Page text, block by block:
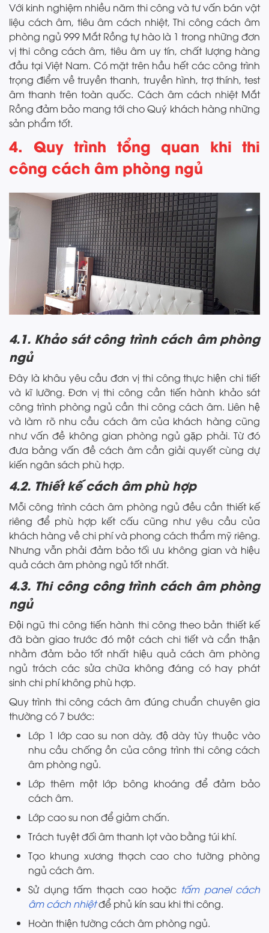
Với kinh nghiệm nhiều năm thi công và tư vấn bán vật
liệu cách âm, tiêu âm cách nhiệt, Thi công cách âm
phòng ngủ 999 Mắt Rồng tự hào là 1 trong những đơn
vị thi công cách âm, tiêu âm uy tín, chất lượng hàng
đầu tại Việt Nam. Có mặt trên hầu hết các công trình
trọng điểm về truyền thanh, truyền hình, trợ thính, test
âm thanh trên toàn quốc. Cách âm cách nhiệt Mắt
Rồng đảm bảo mang tới cho Quý khách hàng những
sản phẩm tốt.
4. Quy trình tổng quan khi thi
công cách âm phòng ngủ
4.1. Khảo sát công trình cách âm phòng
ngủ
Đây là khâu yêu cầu đơn vị thi công thực hiện chi tiết
và kĩ lưỡng. Đơn vị thi công cần tiến hành khảo sát
công trình phòng ngủ cần thi công cách âm. Liên hệ
và làm rõ nhu cầu cách âm của khách hàng cũng
như vấn đề không gian phòng ngủ gặp phải. Từ đó
đưa bảng vấn đề cách âm cần giải quyết cùng dự
kiến ngân sách phù hợp.
4.2. Thiết kế cách âm phù hợp
Mỗi công trình cách âm phòng ngủ đều cần thiết kế
riêng để phù hợp kết cấu cũng như yêu cầu của
khách hàng về chi phí và phong cách thẩm mỹ riêng.
Nhưng vẫn phải đảm bảo tối ưu không gian và hiệu
quả cách âm phòng ngủ tốt nhất.
4.3. Thi công công trình cách âm phòng
ngủ
Đội ngũ thi công tiến hành thi công theo bản thiết kế
đã bàn giao trước đó một cách chi tiết và cẩn thận
nhằm đảm bảo tốt nhất hiệu quả cách âm phòng
ngủ trách các sửa chữa không đáng có hay phát
sinh chi phí không phù hợp.
Quy trình thi công cách âm đúng chuẩn chuyên gia
thường có 7 bước:
Lớp 1 lớp cao su non dày, độ dày tùy thuộc vào
nhu cầu chống ồn của công trình thi công cách
âm phòng ngủ.
Lớp thêm một lớp bông khoáng để đảm bảo
cách âm.
Lớp cao su non để giảm chấn.
Trách tuyệt đối âm thanh lọt vào bằng túi khí.
Tạo khung xương thạch cao cho tường phòng
ngủ cách âm.
Sử dụng tấm thạch cao hoặc tấm panel cách
âm cách nhiệtđể phủ kín sau khi thi công.
Hoàn thiện tường cách âm phòng ngủ.